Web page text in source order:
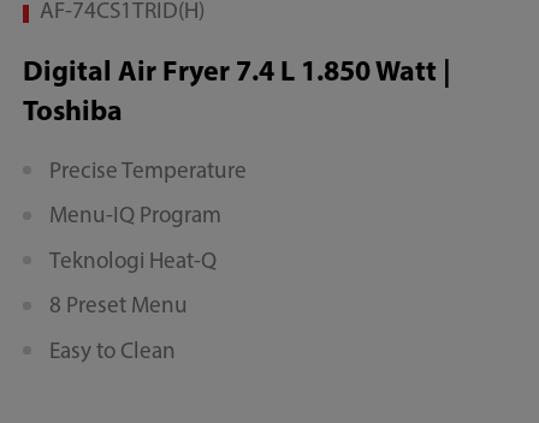
AF-74CS1TRID(H)
Digital Air Fryer 7.4 L 1.850 Watt |
Toshiba
Precise Temperature
Menu-IQ Program
Teknologi Heat-Q
8 Preset Menu
Easy to Clean